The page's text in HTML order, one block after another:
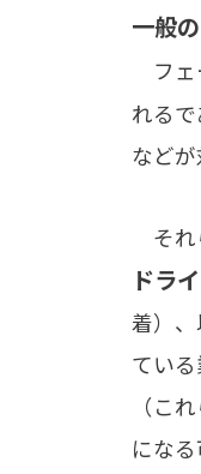
一般
フェ
れるで
などが
それ
ドラ
着）
てい
（こ
になる